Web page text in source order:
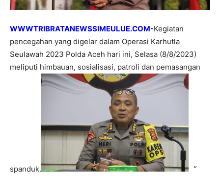
WWWTRIBRATANEWSSIMEULUE.COM-Kegiatan
pencegahan yang digelar dalam Operasi Karhutla
Seulawah 2023 Polda Aceh hari ini, Selasa (8/8/2023)
meliputi himbauan, sosialisasi, patroli dan pemasangan
spanduk.
”